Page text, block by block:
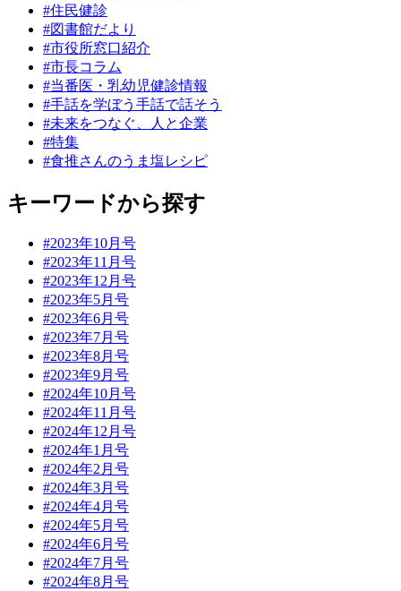
#住民健診
#図書館だより
#市役所窓口紹介
#市長コラム
#当番医・乳幼児健診情報
#手話を学ぼう手話で話そう
#未来をつなぐ、人と企業
#特集
#食推さんのうま塩レシピ
キーワードから探す
#2023年10月号
#2023年11月号
#2023年12月号
#2023年5月号
#2023年6月号
#2023年7月号
#2023年8月号
#2023年9月号
#2024年10月号
#2024年11月号
#2024年12月号
#2024年1月号
#2024年2月号
#2024年3月号
#2024年4月号
#2024年5月号
#2024年6月号
#2024年7月号
#2024年8月号